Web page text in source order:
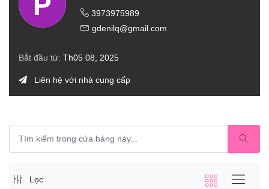
3973975989
gdenilq@gmail.com
Bắt đầu từ: Th05 08, 2025
Liên hệ với nhà cung cấp
Lọc